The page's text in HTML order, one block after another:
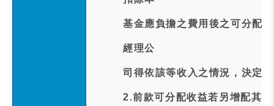
基金應負擔之費用後之可分配
經理公
司得依該等收入之情況，決定
2.前款可分配收益若另增配其